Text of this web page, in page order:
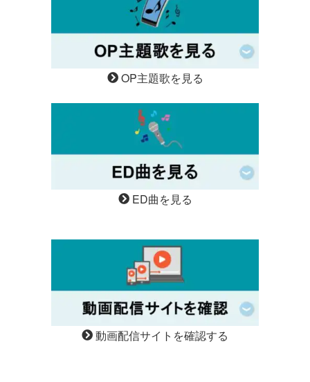
OP主題歌を見る
ED曲を見る
動画配信サイトを確認する